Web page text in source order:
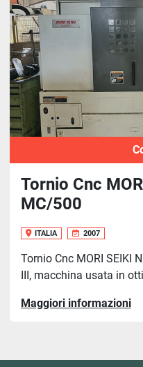
Tornio Cnc
MC/500
ITALIA 2007
Tornio Cnc MORI SEIKI
III, macchina usata in
Maggiori informazioni